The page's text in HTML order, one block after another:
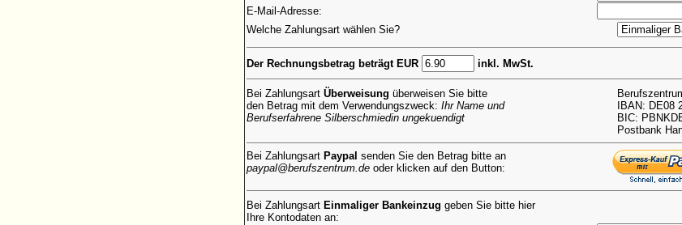
E-Mail-Adresse:
Welche Zahlungsart wählen Sie?
Der Rechnungsbetrag beträgt EUR inkl. MwSt.
Bei Zahlungsart Überweisung überweisen Sie bitte
den Betrag mit dem Verwendungszweck: Ihr Name und
Berufserfahrene Silberschmiedin ungekuendigt
IBAN: DE08
BIC:
Postbank
Bei Zahlungsart Paypal senden Sie den Betrag bitte an
paypal@berufszentrum.deoder klicken auf den Button:
Bei Zahlungsart Einmaliger Bankeinzug geben Sie bitte hier
Ihre Kontodaten an: